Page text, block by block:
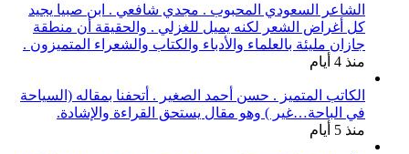
الشاعر السعودي المحبوب . مجدي شافعي . ابن صبيا يجيد
كل أغراض الشعر لكنه يميل للغزلي . والحقيقة أن منطقة
جازان مليئة بالعلماء والأدباء والكتاب والشعراء المتميزون .
منذ 4 أيام
الكاتب المتميز . حسن أحمد الصغير . أتحفنا بمقاله (السياحة
في الباحة…غير ) وهو مقال يستحق القراءة والإشادة.
منذ 5 أيام